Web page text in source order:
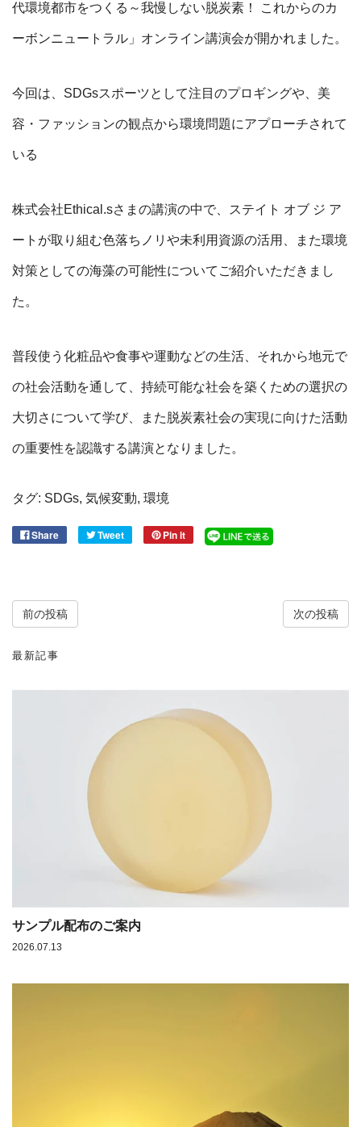
代環境都市をつくる～我慢しない脱炭素！ これからのカ
ーボンニュートラル」オンライン講演会が開かれました。
今回は、SDGsスポーツとして注目のプロギングや、美
容・ファッションの観点から環境問題にアプローチされて
いる
株式会社Ethical.sさまの講演の中で、ステイト オブ ジ ア
ートが取り組む色落ちノリや未利用資源の活用、また環境
対策としての海藻の可能性についてご紹介いただきまし
た。
普段使う化粧品や食事や運動などの生活、それから地元で
の社会活動を通して、持続可能な社会を築くための選択の
大切さについて学び、また脱炭素社会の実現に向けた活動
の重要性を認識する講演となりました。
タグ: SDGs, 気候変動, 環境
Share Tweet Pin it
前の投稿 次の投稿
最新記事
サンプル配布のご案内
2026.07.13